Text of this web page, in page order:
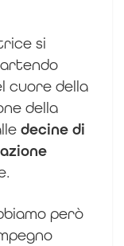
si
cuore della
della
decine di
però